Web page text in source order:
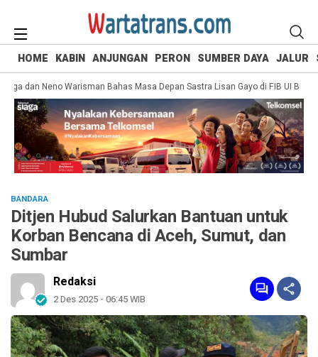
HOME KABIN ANJUNGAN PERON SUMBER DAYA JALUR
dan Neno Warisman Bahas Masa Depan Sastra Lisan Gayo di FIB UI Bersama
BANDARA
Ditjen Hubud Salurkan Bantuan untuk
Korban Bencana di Aceh, Sumut, dan
Sumbar
Redaksi
2 Des 2025 - 06:45 WIB